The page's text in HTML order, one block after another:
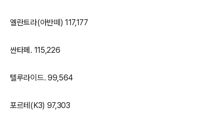
엘란트라(아반떼) 117,177
싼타페. 115,226
텔루라이드. 99,564
포르테(K3) 97,303